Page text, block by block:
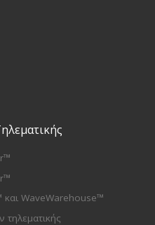
και WaveWarehouse™